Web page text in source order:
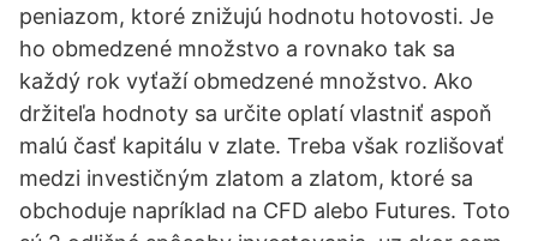
peniazom, ktoré znižujú hodnotu hotovosti. Je
ho obmedzené množstvo a rovnako tak sa
každý rok vyťaží obmedzené množstvo. Ako
držiteľa hodnoty sa určite oplatí vlastniť aspoň
malú časť kapitálu v zlate. Treba však rozlišovať
medzi investičným zlatom a zlatom, ktoré sa
obchoduje napríklad na CFD alebo Futures. Toto